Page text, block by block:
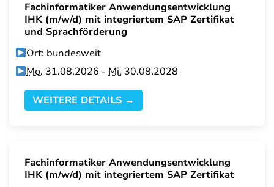
Fachinformatiker Anwendungsentwicklung
IHK (m/w/d) mit integriertem SAP Zertifikat
und Sprachförderung
Ort: bundesweit
Mo. 31.08.2026 -Mi. 30.08.2028
WEITERE DETAILS →
Fachinformatiker Anwendungsentwicklung
IHK (m/w/d) mit integriertem SAP Zertifikat